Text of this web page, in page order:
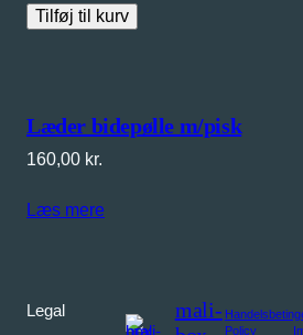
Tilføj til kurv
Læder bidepølle m/pisk
160,00 kr.
Læs mere
Legal
mali-
Policy